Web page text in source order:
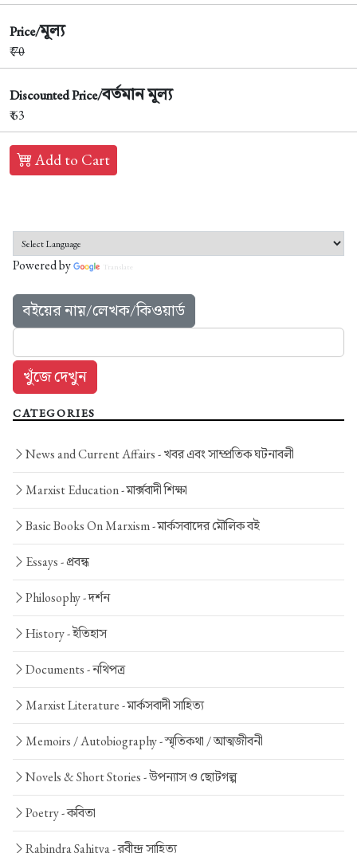
Price/মূল্য
₹70
Discounted Price/বর্তমান মূল্য
₹ 63
Add to Cart
Powered by Translate
বইয়ের নাম়/লেখক/কিওয়ার্ড
CATEGORIES
News and Current Affairs -খবর এবং সাম্প্রতিক ঘটনাবলী
Marxist Education -মার্ক্সবাদী শিক্ষা
Basic Books On Marxism -মার্কসবাদের মৌলিক বই
Essays -প্রবন্ধ
Philosophy -দর্শন
History -ইতিহাস
Documents -নথিপত্র
Marxist Literature -মার্কসবাদী সাহিত্য
Memoirs / Autobiography -স্মৃতিকথা / আত্মজীবনী
Novels & Short Stories -উপন্যাস ও ছোটগল্প
Poetry -কবিতা
Rabindra Sahitya -রবীন্দ্র সাহিত্য